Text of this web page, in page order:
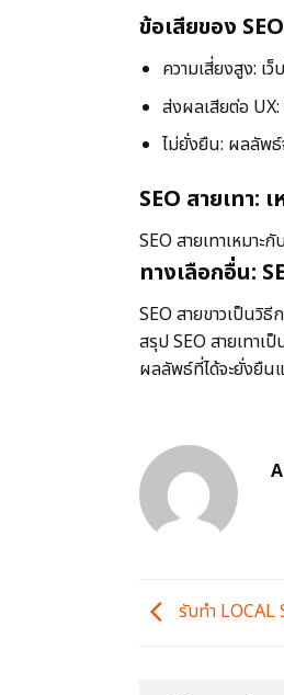
ข้อเสียของ
ความเสี่ยงสูง: เ
ส่งผลเสียต่อ
ไม่ยั่งยืน: ผลลัพธ์
SEO สายเทา:
SEO สายเทาเหมา
ทางเลือกอื่น:
SEO สายขาวเป็นวิ
สรุป SEO สายเทาเ
ผลลัพธ์ที่ได้จะยั่งยืน
รับทำ LOCAL